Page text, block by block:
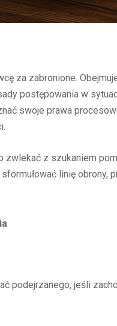
za zabronione.
postępowania w
swoje prawa
z szukaniem
linię obrony,
podejrzanego, jeśli